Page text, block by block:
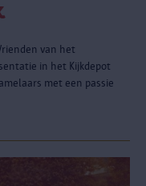
van het
in het Kijkdepot
met een passie